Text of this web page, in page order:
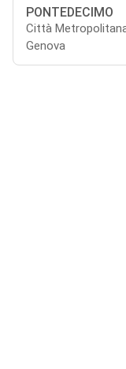
PONTEDECIMO
Città
Genova